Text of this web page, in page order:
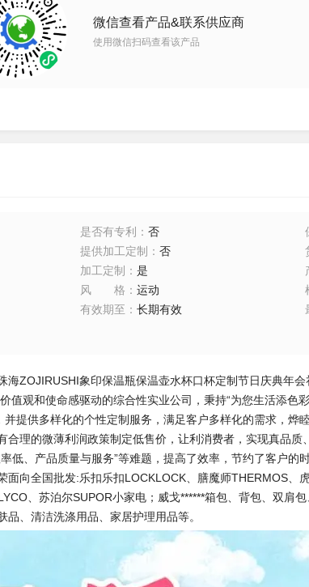
微信查看产品&联系供应商
使用微信扫码查看该产品
是否有专利 ： 否
提供加工定制 ： 否
加工定制 ： 是
风格 ： 运动
有效期至 ： 长期有效
海ZOJIRUSHI象印保温瓶保温壶水杯口杯定制节日庆典年会
值观和使命感驱动的综合性实业公司，秉持“为您生活添色
提供多样化的个性定制服务，满足客户多样化的需求，烨
合理的微薄利润政策制定低售价，让利消费者，实现真品
低、产品质量与服务”等难题，提高了效率，节约了客户的
面向全国批发:乐扣乐扣LOCKLOCK、膳魔师THERMOS、
、苏泊尔SUPOR小家电；威戈******箱包、背包、双肩
品、清洁洗涤用品、家居护理用品等。